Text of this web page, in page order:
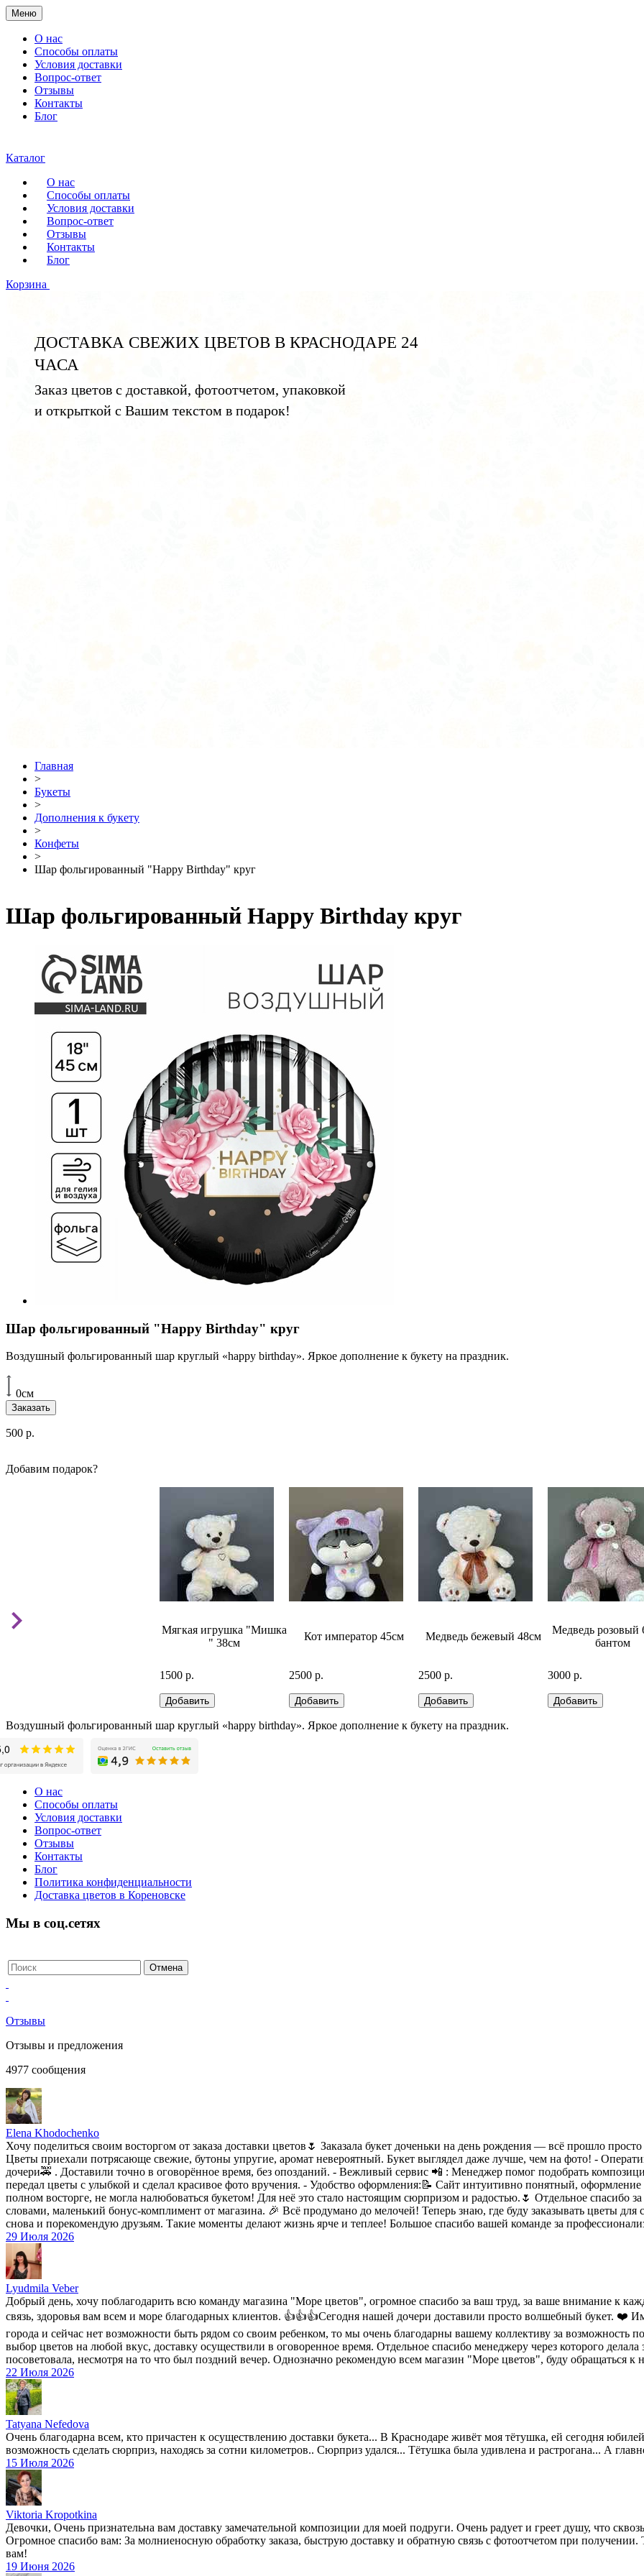
Меню
О нас
Способы оплаты
Условия доставки
Вопрос-ответ
Отзывы
Контакты
Блог
Каталог
О нас
Способы оплаты
Условия доставки
Вопрос-ответ
Отзывы
Контакты
Блог
Корзина
ДОСТАВКА СВЕЖИХ ЦВЕТОВ В КРАСНОДАРЕ 24
ЧАСА
Заказ цветов с доставкой, фотоотчетом, упаковкой
и открыткой с Вашим текстом в подарок!
Главная
>
Букеты
>
Дополнения к букету
>
Конфеты
>
Шар фольгированный "Happy Birthday" круг
Шар фольгированный Happy Birthday круг
Шар фольгированный "Happy Birthday" круг
Воздушный фольгированный шар круглый «happy birthday». Яркое дополнение к букету на праздник.
0см
Заказать
500 р.
Добавим подарок?
Мягкая игрушка "Мишка
" 38см
1500 р.
Кот император 45см
2500 р.
Медведь бежевый 48см
2500 р.
Медведь розовый
бантом
3000 р.
Воздушный фольгированный шар круглый «happy birthday». Яркое дополнение к букету на праздник.
О нас
Способы оплаты
Условия доставки
Вопрос-ответ
Отзывы
Контакты
Блог
Политика конфиденциальности
Доставка цветов в Кореновске
Мы в соц.сетях
Отзывы
Отзывы и предложения
4977 сообщения
Elena Khodochenko
Хочу поделиться своим восторгом от заказа доставки цветов🌷 Заказала букет доченьки на день рождения — всё прошло
Цветы приехали потрясающе свежие, бутоны упругие, аромат невероятный. Букет выглядел даже лучше, чем на фото! -
дочери🚕 . Доставили точно в оговорённое время, без опозданий. - Вежливый сервис 📲 : Менеджер помог подобрать
передал цветы с улыбкой и сделал красивое фото вручения. - Удобство оформления:📝 Сайт интуитивно понятный,
полном восторге, не могла налюбоваться букетом! Для неё это стало настоящим сюрпризом и радостью.🌷 Отдельное спасибо
словами, маленький бонус-комплимент от магазина. 🎉 Всё продумано до мелочей! Теперь знаю, где буду заказывать цветы
снова и порекомендую друзьям. Такие моменты делают жизнь ярче и теплее! Большое спасибо вашей команде за
29 Июля 2026
Lyudmila Veber
Добрый день, хочу поблагодарить всю команду магазина "Море цветов", огромное спасибо за ваш труд, за ваше внимание к
связь, здоровья вам всем и море благодарных клиентов. 👍👍👍Сегодня нашей дочери доставили просто волшебный букет. ❤️
города и сейчас нет возможности быть рядом со своим ребенком, то мы очень благодарны вашему коллективу за возможность
выбор цветов на любой вкус, доставку осуществили в оговоренное время. Отдельное спасибо менеджеру через которого делала
посоветовала, несмотря на то что был поздний вечер. Однозначно рекомендую всем магазин "Море цветов", буду обращаться
22 Июля 2026
Tatyana Nefedova
Очень благодарна всем, кто причастен к осуществлению доставки букета... В Краснодаре живёт моя тётушка, ей сегодня
возможность сделать сюрприз, находясь за сотни километров.. Сюрприз удался... Тётушка была удивлена и растрогана... А
15 Июля 2026
Viktoria Kropotkina
Девочки, Очень признательна вам доставку замечательной композиции для моей подруги. Очень радует и греет душу, что
Огромное спасибо вам: За молниеносную обработку заказа, быструю доставку и обратную связь с фотоотчетом при
вам!
19 Июня 2026